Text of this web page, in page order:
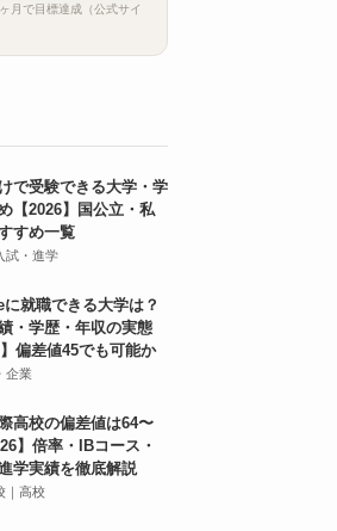
月で目標達成（公式サイ
で受験できる大学・学
【2026】国公立・私
すめ一覧
試・進学
就職できる大学は？
・学歴・年収の実態
】偏差値45でも可能か
企業
高校の偏差値は64〜
】倍率・IBコース・
学実績を徹底解説
｜高校